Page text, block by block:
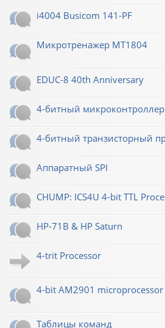
i4004 Busicom 141-PF
Микротренажер МТ1804
EDUC-8 40th Anniversary
4-битный микроконтроллер
4-битный транзисторный
Аппаратный SPI
CHUMP: ICS4U 4-bit TTL
HP-71B & HP Saturn
4-trit Processor
4-bit AM2901 microprocessor
Таблицы команд